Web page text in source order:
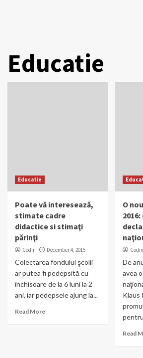
Educatie
Educatie
Poate vă interesează,
stimate cadre
didactice si stimaţi
părinţi
Codin December 4, 2015
Colectarea fondului şcolii
ar putea fi pedepsită cu
închisoare de la 6 luni la 2
ani, iar pedepsele ajung la...
Read More
O
Codin
De
avea
Klaus
Read